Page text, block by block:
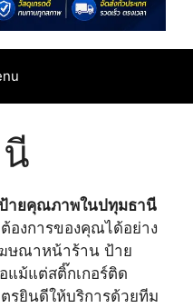
ายคุณภาพในปทุมธานี
องการของคุณได้อย่าง
ษณาหน้าร้าน ป้าย
แม้แต่สติ๊กเกอร์ติด
รยินดีให้บริการด้วยทีม